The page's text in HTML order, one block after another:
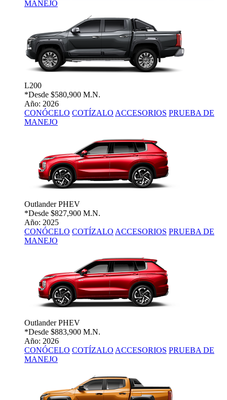
MANEJO
L200
*Desde $580,900 M.N.
Año: 2026
CONÓCELO COTÍZALO ACCESORIOS PRUEBA DE
MANEJO
Outlander PHEV
*Desde $827,900 M.N.
Año: 2025
CONÓCELO COTÍZALO ACCESORIOS PRUEBA DE
MANEJO
Outlander PHEV
*Desde $883,900 M.N.
Año: 2026
CONÓCELO COTÍZALO ACCESORIOS PRUEBA DE
MANEJO